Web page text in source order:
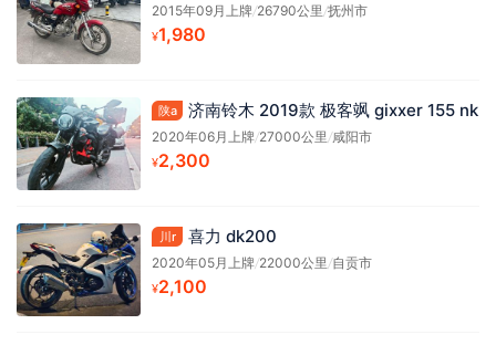
2015年09月上牌/26790公里 /抚州市
¥1,980
陕a 济南铃木 2019款 极客飒 gixxer 155 nk
2020年06月上牌/27000公里 /咸阳市
¥2,300
川r 喜力 dk200
2020年05月上牌/22000公里 /自贡市
¥2,100